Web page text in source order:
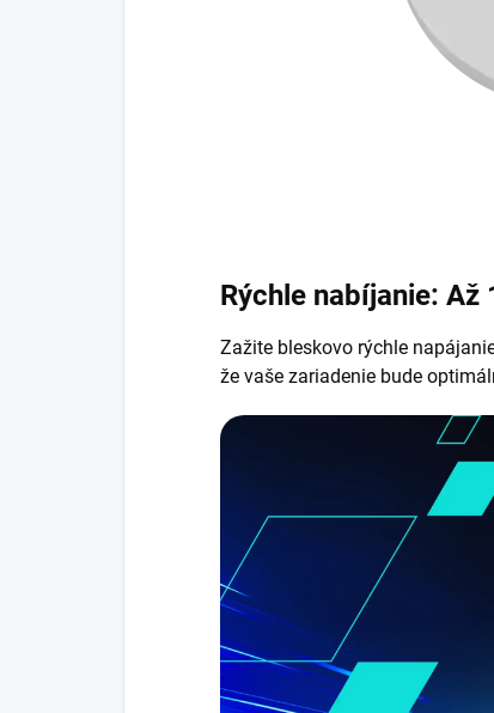
Rýchle nabíjanie: Až
Zažite bleskovo rýchle
že vaše zariadenie bude